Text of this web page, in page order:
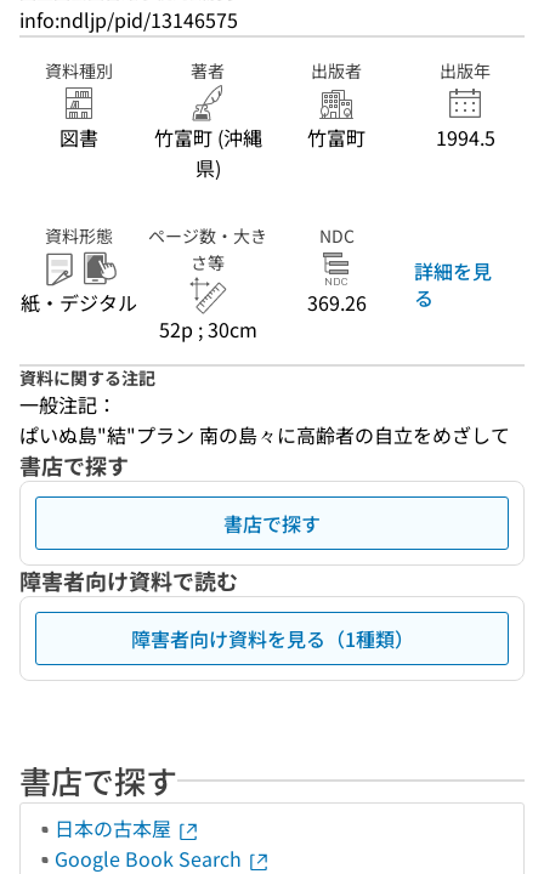
info:ndljp/pid/13146575
資料種別
図書
著者
竹富町 (沖縄
県)
出版者
竹富町
出版年
1994.5
資料形態
紙・デジタル
ページ数・大き
さ等
52p ; 30cm
NDC
369.26
詳細を見
る
資料に関する注記
一般注記：
ぱいぬ島"結"プラン 南の島々に高齢者の自立をめざして
書店で探す
書店で探す
障害者向け資料で読む
障害者向け資料を見る（1種類）
書店で探す
日本の古本屋
Google Book Search